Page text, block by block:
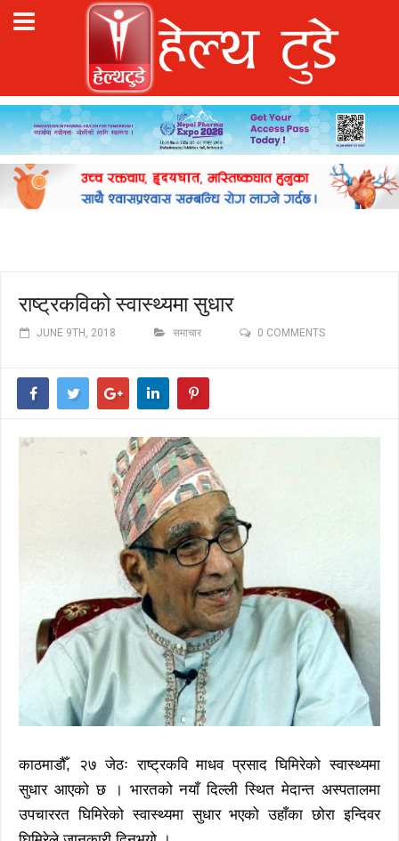
राष्ट्रकविको स्वास्थ्यमा सुधार
JUNE 9TH, 2018 समाचार 0 COMMENTS
काठमाडौँ, २७ जेठः राष्ट्रकवि माधव प्रसाद घिमिरेको स्वास्थ्यमा
सुधार आएको छ । भारतको नयाँ दिल्ली स्थित मेदान्त अस्पतालमा
उपचाररत घिमिरेको स्वास्थ्यमा सुधार भएको उहाँका छोरा इन्दिवर